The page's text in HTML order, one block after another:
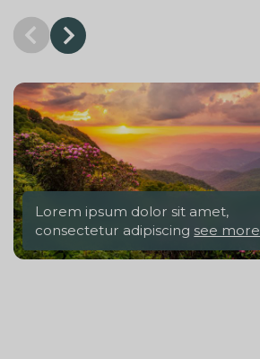
Lorem ipsum dolor sit amet,
consectetur adipiscing see more